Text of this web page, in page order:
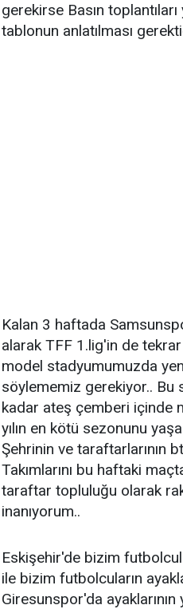
gerekirse Basın
tablonun anlatılması
Kalan 3 haftada
alarak TFF 1.lig'in de
model stadyumumuzda
söylememiz gerekiyor.. Bu
kadar ateş çemberi içinde
yılın en kötü sezonunu
Şehrinin ve taraftarlarının
Takımlarını bu haftaki
taraftar topluluğu olarak
inanıyorum..
Eskişehir'de bizim
ile bizim futbolcuların
Giresunspor'da